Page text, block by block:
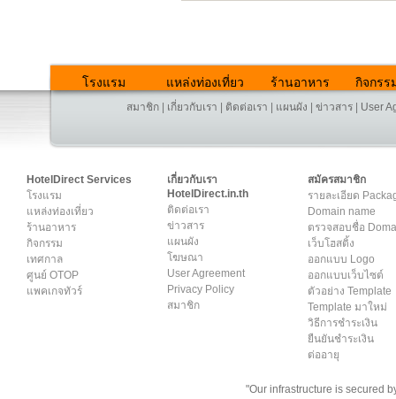
โรงแรม แหล่งท่องเที่ยว ร้านอาหาร กิจกรร
สมาชิก เกี่ยวกับเรา ติดต่อเรา แผนผัง ข่าวสาร User
HotelDirect Services
โรงแรม
แหล่งท่องเที่ยว
ร้านอาหาร
กิจกรรม
เทศกาล
ศูนย์ OTOP
แพคเกจทัวร์
เกี่ยวกับเรา
HotelDirect.in.th
ติดต่อเรา
ข่าวสาร
แผนผัง
โฆษณา
User Agreement
Privacy Policy
สมาชิก
สมัครสมาชิก
รายละเอียด
Domain name
ตรวจสอบชื่อ
เว็บโฮสติ้ง
ออกแบบ Logo
ออกแบบเว็บไซต์
ตัวอย่าง Template
Template มาใหม่
วิธีการชำระเงิน
ยืนยันชำระเงิน
ต่ออายุ
"Our infrastructure is secured